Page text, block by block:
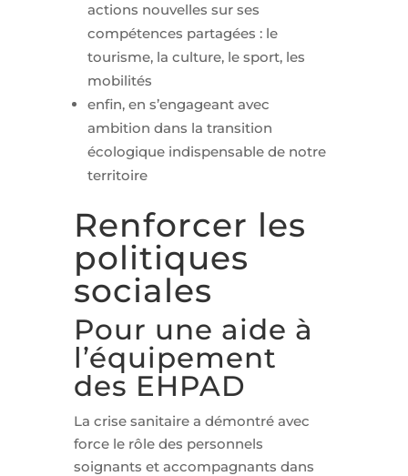
actions nouvelles sur ses
compétences partagées : le
tourisme, la culture, le sport, les
mobilités
enfin, en s’engageant avec
ambition dans la transition
écologique indispensable de notre
territoire
Renforcer les
politiques
sociales
Pour une aide à
l’équipement
des EHPAD
La crise sanitaire a démontré avec
force le rôle des personnels
soignants et accompagnants dans